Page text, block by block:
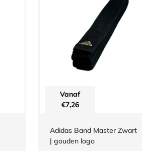
Vanaf
€7,26
Adidas Band Master Zwart
| gouden logo